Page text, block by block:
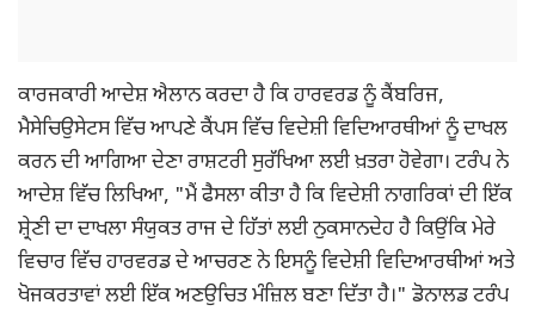
ਕਾਰਜਕਾਰੀ ਆਦੇਸ਼ ਐਲਾਨ ਕਰਦਾ ਹੈ ਕਿ ਹਾਰਵਰਡ ਨੂੰ ਕੈਂਬਰਿਜ,
ਮੈਸੇਚਿਉਸੇਟਸ ਵਿੱਚ ਆਪਣੇ ਕੈਂਪਸ ਵਿੱਚ ਵਿਦੇਸ਼ੀ ਵਿਦਿਆਰਥੀਆਂ ਨੂੰ ਦਾਖਲ
ਕਰਨ ਦੀ ਆਗਿਆ ਦੇਣਾ ਰਾਸ਼ਟਰੀ ਸੁਰੱਖਿਆ ਲਈ ਖ਼ਤਰਾ ਹੋਵੇਗਾ। ਟਰੰਪ ਨੇ
ਆਦੇਸ਼ ਵਿੱਚ ਲਿਖਿਆ, "ਮੈਂ ਫੈਸਲਾ ਕੀਤਾ ਹੈ ਕਿ ਵਿਦੇਸ਼ੀ ਨਾਗਰਿਕਾਂ ਦੀ ਇੱਕ
ਸ਼੍ਰੇਣੀ ਦਾ ਦਾਖਲਾ ਸੰਯੁਕਤ ਰਾਜ ਦੇ ਹਿੱਤਾਂ ਲਈ ਨੁਕਸਾਨਦੇਹ ਹੈ ਕਿਉਂਕਿ ਮੇਰੇ
ਵਿਚਾਰ ਵਿੱਚ ਹਾਰਵਰਡ ਦੇ ਆਚਰਣ ਨੇ ਇਸਨੂੰ ਵਿਦੇਸ਼ੀ ਵਿਦਿਆਰਥੀਆਂ ਅਤੇ
ਖੋਜਕਰਤਾਵਾਂ ਲਈ ਇੱਕ ਅਣਉਚਿਤ ਮੰਜ਼ਿਲ ਬਣਾ ਦਿੱਤਾ ਹੈ।" ਡੋਨਾਲਡ ਟਰੰਪ